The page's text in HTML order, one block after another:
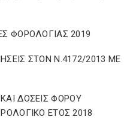
ΦΟΡΟΛΟΓΙΑΣ 2019
ΣΤΟΝ Ν.4172/2013 ΜΕ
ΔΟΣΕΙΣ ΦΟΡΟΥ
ΕΤΟΣ 2018